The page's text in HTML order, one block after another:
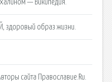
— Википедия.
здоровый образ жизни.
сайта Православие.Ru.